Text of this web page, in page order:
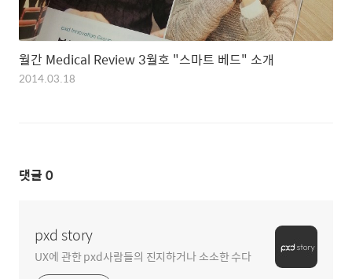
월간 Medical Review 3월호 "스마트 베드" 소개
2014.03.18
댓글 0
pxd story
UX에 관한 pxd사람들의 진지하거나 소소한 수다